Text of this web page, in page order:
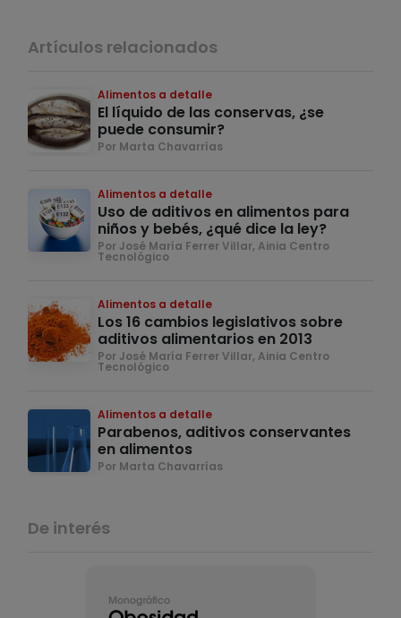
Artículos relacionados
Alimentos a detalle
El líquido de las conservas, ¿se
puede consumir?
Por Marta Chavarrías
Alimentos a detalle
Uso de aditivos en alimentos para
niños y bebés, ¿qué dice la ley?
Por José María Ferrer Villar, Ainia Centro
Tecnológico
Alimentos a detalle
Los 16 cambios legislativos sobre
aditivos alimentarios en 2013
Por José María Ferrer Villar, Ainia Centro
Tecnológico
Alimentos a detalle
Parabenos, aditivos conservantes
en alimentos
Por Marta Chavarrías
De interés